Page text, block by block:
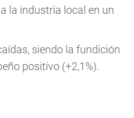
la industria local en un
siendo la fundición
positivo (+2,1%).